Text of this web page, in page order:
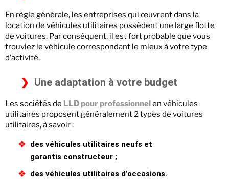
En règle générale, les entreprises qui œuvrent dans la
location de véhicules utilitaires possèdent une large flotte
de voitures. Par conséquent, il est fort probable que vous
trouviez le véhicule correspondant le mieux à votre type
d’activité.
Une adaptation à votre budget
Les sociétés de LLD pour professionnelen véhicules
utilitaires proposent généralement 2 types de voitures
utilitaires, à savoir :
des véhicules utilitaires neufs et
garantis constructeur ;
des véhicules utilitaires d’occasions.